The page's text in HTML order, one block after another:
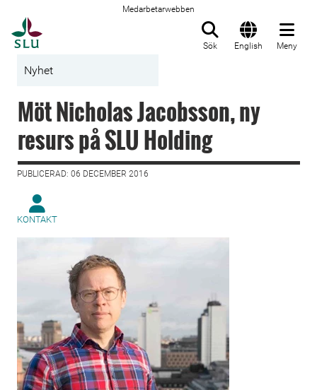
Medarbetarwebben
Sök English Meny
Nyhet
Möt Nicholas Jacobsson, ny
resurs på SLU Holding
PUBLICERAD: 06 DECEMBER 2016
KONTAKT